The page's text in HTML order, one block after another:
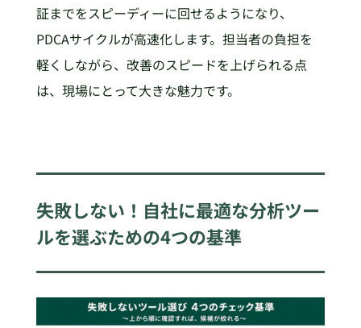
証までをスピーディーに回せるようになり、
PDCAサイクルが高速化します。担当者の負担を
軽くしながら、改善のスピードを上げられる点
は、現場にとって大きな魅力です。
失敗しない！自社に最適な分析ツー
ルを選ぶための4つの基準